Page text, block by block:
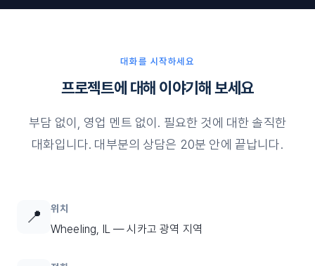
대화를 시작하세요
프로젝트에 대해 이야기해 보세요
부담 없이, 영업 멘트 없이. 필요한 것에 대한 솔직한
대화입니다. 대부분의 상담은 20분 안에 끝납니다.
📍 위치
Wheeling, IL — 시카고 광역 지역